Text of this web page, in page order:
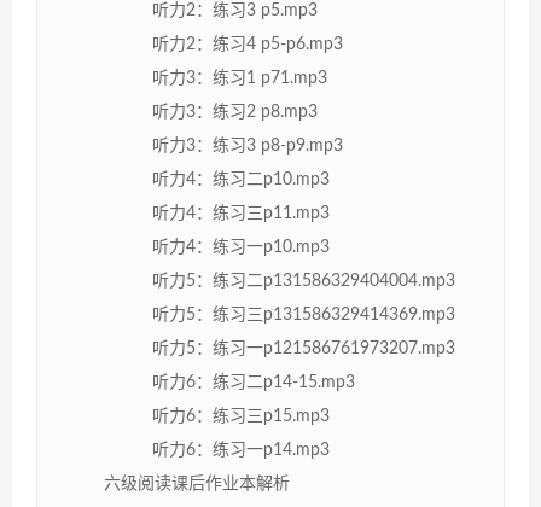
听力2：练习3 p5.mp3
听力2：练习4 p5-p6.mp3
听力3：练习1 p71.mp3
听力3：练习2 p8.mp3
听力3：练习3 p8-p9.mp3
听力4：练习二p10.mp3
听力4：练习三p11.mp3
听力4：练习一p10.mp3
听力5：练习二p131586329404004.mp3
听力5：练习三p131586329414369.mp3
听力5：练习一p121586761973207.mp3
听力6：练习二p14-15.mp3
听力6：练习三p15.mp3
听力6：练习一p14.mp3
六级阅读课后作业本解析